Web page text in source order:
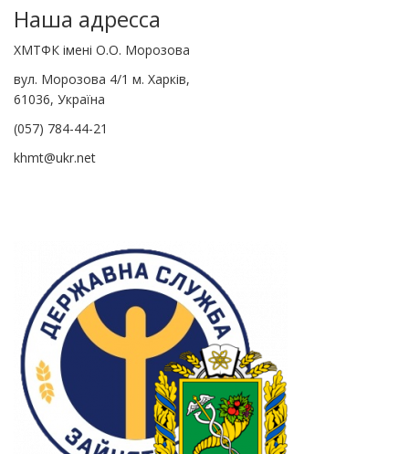
Наша адресса
ХМТФК імені О.О. Морозова
вул. Морозова 4/1 м. Харків,
61036, Україна
(057) 784-44-21
khmt@ukr.net